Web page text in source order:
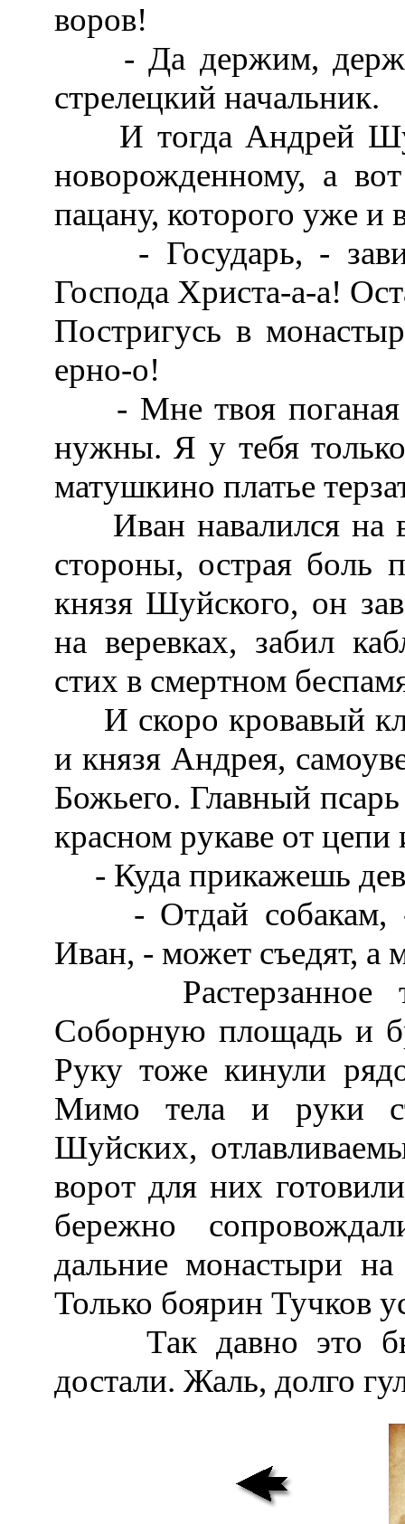
воров!
- Да держим,
стрелецкий начальник.
И тогда Андрей
новорожденному, а
пацану, которого уже и
- Государь, -
Господа Христа-а-а!
Постригусь в
ерно-о!
- Мне твоя поганая
нужны. Я у тебя
матушкино платье
Иван навалился на
стороны, острая боль
князя Шуйского, он
на веревках, забил
стих в смертном
И скоро кровавый
и князя Андрея,
Божьего. Главный
красном рукаве от
- Куда прикажешь
- Отдай собакам, -
Иван, - может съедят, а
Растерзанное
Соборную площадь и
Руку тоже кинули
Мимо тела и руки
Шуйских,
ворот для них
бережно
дальние монастыри на
Только боярин Тучков
Так давно это
достали. Жаль, долго